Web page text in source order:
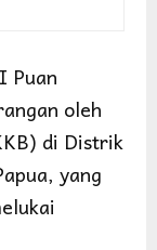
Puan
oleh
di Distrik
yang